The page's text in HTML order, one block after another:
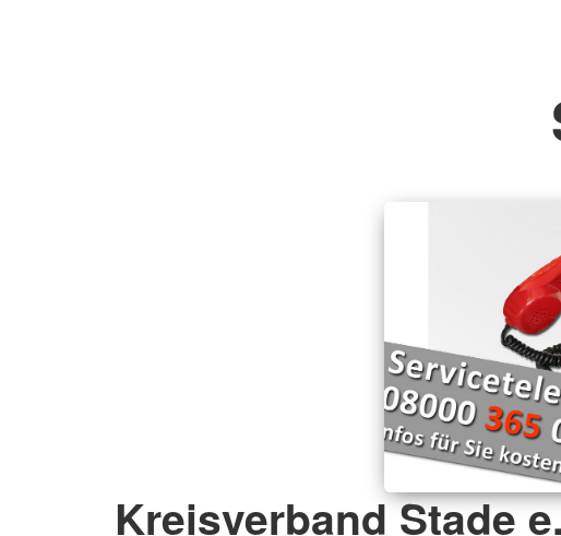
Kreisverband Stade